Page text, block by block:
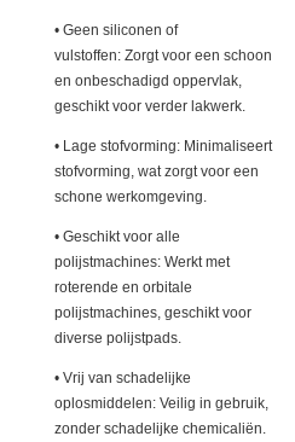
• Geen siliconen of
vulstoffen: Zorgt voor een schoon
en onbeschadigd oppervlak,
geschikt voor verder lakwerk.
• Lage stofvorming: Minimaliseert
stofvorming, wat zorgt voor een
schone werkomgeving.
• Geschikt voor alle
polijstmachines: Werkt met
roterende en orbitale
polijstmachines, geschikt voor
diverse polijstpads.
• Vrij van schadelijke
oplosmiddelen: Veilig in gebruik,
zonder schadelijke chemicaliën.